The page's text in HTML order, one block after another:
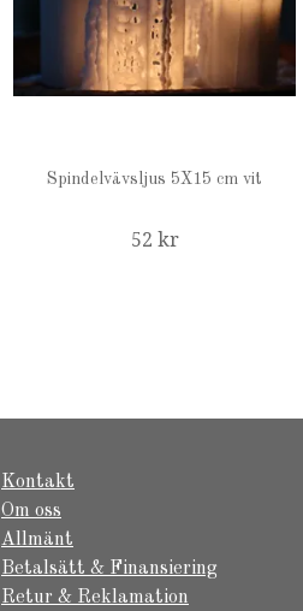
Spindelvävsljus 5X15 cm vit
52 kr
Kontakt
Om oss
Allmänt
Betalsätt & Finansiering
Retur & Reklamation